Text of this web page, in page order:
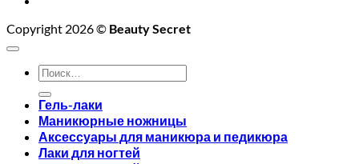
Copyright 2026 © Beauty Secret
Искать:
Гель-лаки
Маникюрные ножницы
Аксессуары для маникюра и педикюра
Лаки для ногтей